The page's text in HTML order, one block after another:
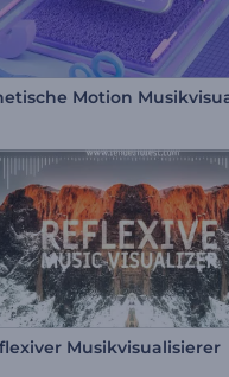
Musikvisualisierer